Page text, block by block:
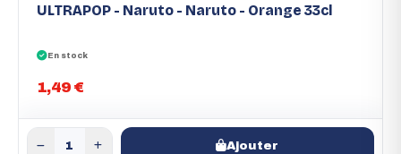
ULTRAPOP - Naruto - Naruto - Orange 33cl
En stock
1,49 €
Ajouter